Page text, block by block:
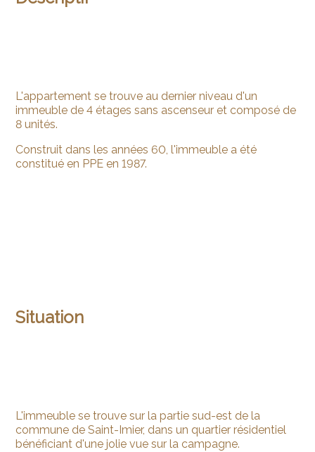
L'appartement se trouve au dernier niveau d'un
immeuble de 4 étages sans ascenseur et composé de
8 unités.
Construit dans les années 60, l'immeuble a été
constitué en PPE en 1987.
Situation
L'immeuble se trouve sur la partie sud-est de la
commune de Saint-Imier, dans un quartier résidentiel
bénéficiant d'une jolie vue sur la campagne.